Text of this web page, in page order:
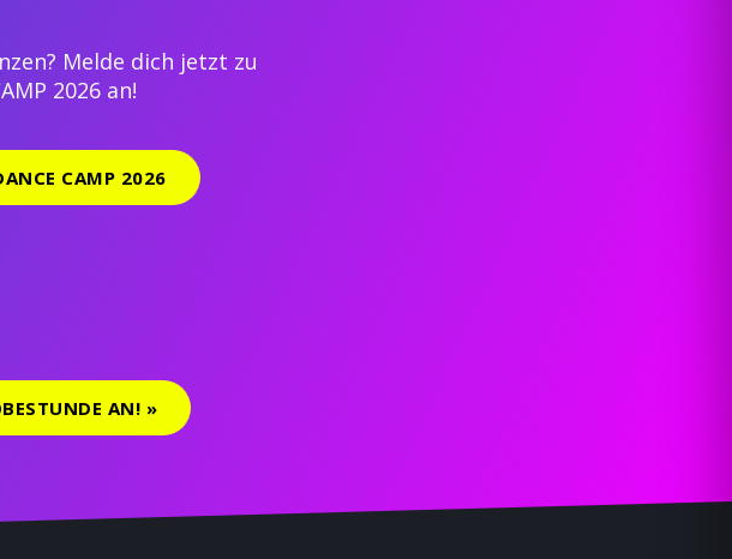
Melde dich jetzt zu
2026 an!
CAMP 2026
AN! »